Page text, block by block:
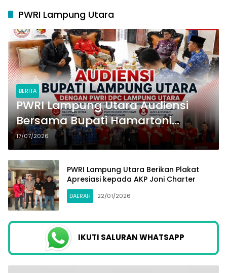
PWRI Lampung Utara
BERITA
PWRI Lampung Utara Audiensi
Bersama Bupati Hamartoni
Ahadits, Perkuat Sinergi Pers
untuk Pembangunan Daerah
17/07/2026
PWRI Lampung Utara Berikan Plakat
Apresiasi kepada AKP Joni Charter
DAERAH 22/01/2026
IKUTI SALURAN WHATSAPP